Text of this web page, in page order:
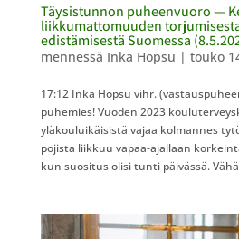
Täysistunnon puheenvuoro —
liikkumattomuuden
edistämisestä Suomessa
mennessä Inka Hopsu | touko
17:12 Inka Hopsu vihr.
puhemies! Vuoden 2023
yläkouluikäisistä vajaa kolmannes
pojista liikkuu vapaa-ajallaan
kun suositus olisi tunti päivässä.